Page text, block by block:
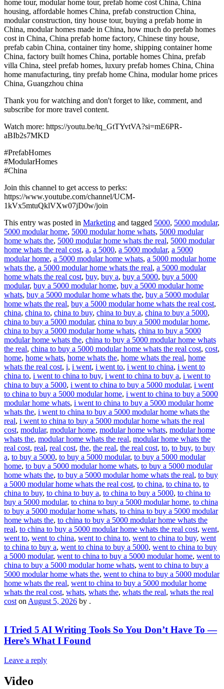
home tour, modular home tour, prefab home cost China, China
housing, affordable homes China, prefab construction China,
modular construction, tiny house tour, buying a prefab home in
China, modular homes made in China, how much do prefab homes
cost in China, China prefab home factory, Chinese tiny house,
prefab cabin China, container tiny home, shipping container home
China, factory built homes China, portable homes China, prefab
villa China, steel prefab homes, luxury prefab homes China, China
home manufacturing, tiny prefab home China, modular home prices
China, Guangzhou china
Thank you for watching and don't forget to like, comment, and
subscribe for more travel content.
Watch more: https://youtu.be/tq_GtTYvtVA?si=mE6PR-
aBIb2s7MKD
#PrefabHomes
#ModularHomes
#China
Join this channel to get access to perks:
https://www.youtube.com/channel/UCM-
1kVx5mtuQklVXw07jD0w/join
This entry was posted in Marketing and tagged 5000, 5000 modular,
5000 modular home, 5000 modular home whats, 5000 modular
home whats the, 5000 modular home whats the real, 5000 modular
home whats the real cost, a, a 5000, a 5000 modular, a 5000
modular home, a 5000 modular home whats, a 5000 modular home
whats the, a 5000 modular home whats the real, a 5000 modular
home whats the real cost, buy, buy a, buy a 5000, buy a 5000
modular, buy a 5000 modular home, buy a 5000 modular home
whats, buy a 5000 modular home whats the, buy a 5000 modular
home whats the real, buy a 5000 modular home whats the real cost,
china, china to, china to buy, china to buy a, china to buy a 5000,
china to buy a 5000 modular, china to buy a 5000 modular home,
china to buy a 5000 modular home whats, china to buy a 5000
modular home whats the, china to buy a 5000 modular home whats
the real, china to buy a 5000 modular home whats the real cost, cost,
home, home whats, home whats the, home whats the real, home
whats the real cost, i, i went, i went to, i went to china, i went to
china to, i went to china to buy, i went to china to buy a, i went to
china to buy a 5000, i went to china to buy a 5000 modular, i went
to china to buy a 5000 modular home, i went to china to buy a 5000
modular home whats, i went to china to buy a 5000 modular home
whats the, i went to china to buy a 5000 modular home whats the
real, i went to china to buy a 5000 modular home whats the real
cost, modular, modular home, modular home whats, modular home
whats the, modular home whats the real, modular home whats the
real cost, real, real cost, the, the real, the real cost, to, to buy, to buy
a, to buy a 5000, to buy a 5000 modular, to buy a 5000 modular
home, to buy a 5000 modular home whats, to buy a 5000 modular
home whats the, to buy a 5000 modular home whats the real, to buy
a 5000 modular home whats the real cost, to china, to china to, to
china to buy, to china to buy a, to china to buy a 5000, to china to
buy a 5000 modular, to china to buy a 5000 modular home, to china
to buy a 5000 modular home whats, to china to buy a 5000 modular
home whats the, to china to buy a 5000 modular home whats the
real, to china to buy a 5000 modular home whats the real cost, went,
went to, went to china, went to china to, went to china to buy, went
to china to buy a, went to china to buy a 5000, went to china to buy
a 5000 modular, went to china to buy a 5000 modular home, went to
china to buy a 5000 modular home whats, went to china to buy a
5000 modular home whats the, went to china to buy a 5000 modular
home whats the real, went to china to buy a 5000 modular home
whats the real cost, whats, whats the, whats the real, whats the real
cost on August 5, 2026 by .
I Tried 5 AI Writing Tools So You Don’t Have To —
Here’s What I Found
Leave a reply
Video